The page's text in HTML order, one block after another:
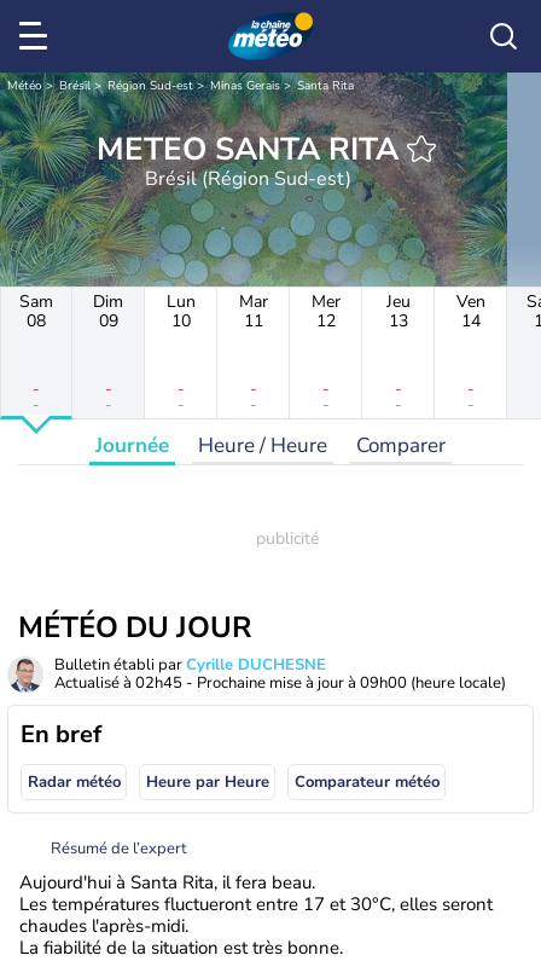
Météo Brésil Région Sud-est Minas Gerais Santa Rita
METEO SANTA RITA
Brésil (Région Sud-est)
Sam
08
-
-
Dim
09
-
-
Lun
10
-
-
Mar
11
-
-
Mer
12
-
-
Jeu
13
-
-
Ven
14
-
-
Journée Heure / Heure Comparer
MÉTÉO DU JOUR
Bulletin établi parCyrille DUCHESNE
Actualisé à 02h45 - Prochaine mise à jour à 09h00 (heure locale)
En bref
Radar météo Heure par Heure Comparateur météo
Résumé de l’expert
Aujourd'hui à Santa Rita, il fera beau.
Les températures fluctueront entre 17 et 30°C, elles seront
chaudes l'après-midi.
La fiabilité de la situation est très bonne.